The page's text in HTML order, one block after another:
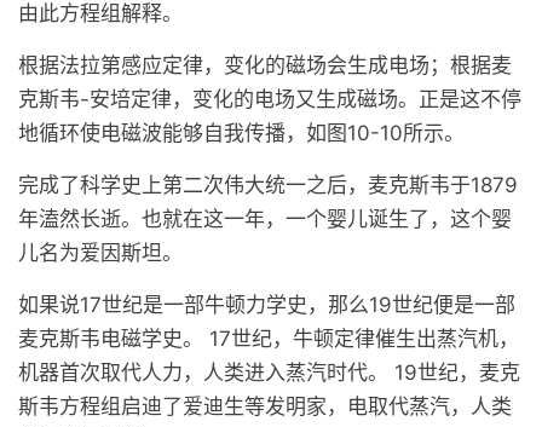
由此方程组解释。
根据法拉第感应定律，变化的磁场会生成电场；根据麦
克斯韦-安培定律，变化的电场又生成磁场。正是这不停
地循环使电磁波能够自我传播，如图10-10所示。
完成了科学史上第二次伟大统一之后，麦克斯韦于1879
年溘然长逝。也就在这一年，一个婴儿诞生了，这个婴
儿名为爱因斯坦。
如果说17世纪是一部牛顿力学史，那么19世纪便是一部
麦克斯韦电磁学史。 17世纪，牛顿定律催生出蒸汽机，
机器首次取代人力，人类进入蒸汽时代。 19世纪，麦克
斯韦方程组启迪了爱迪生等发明家，电取代蒸汽，人类